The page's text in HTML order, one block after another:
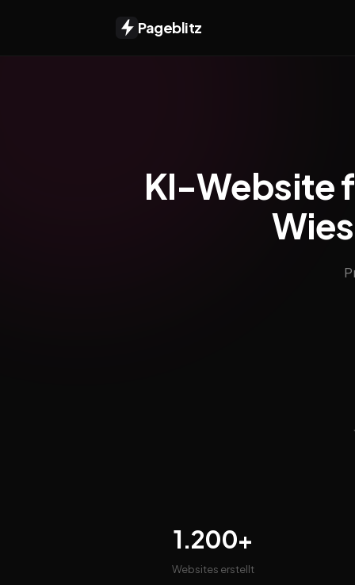
Pageblitz
KI-Website
1.200+
Websites erstellt